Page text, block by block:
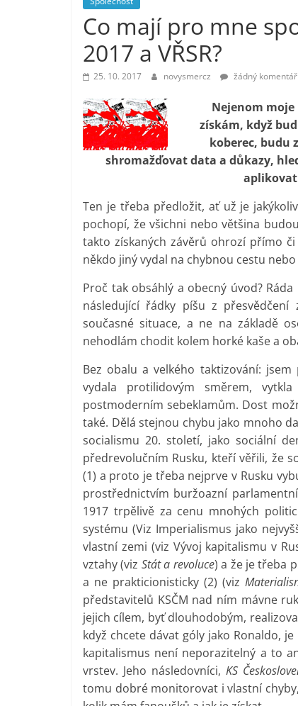
vlastně
prospívá?
Co mají pro mne
2017 a VŘSR?
25. 10. 2017 novysmercz žádný komentář
Nejenom
získám, když
koberec, budu
shromažďovat data a důkazy,
Ten je třeba předložit, ať už je
pochopí, že všichni nebo většina
takto získaných závěrů ohrozí přímo
někdo jiný vydal na chybnou cestu
Proč tak obsáhlý a obecný úvod?
následující řádky píšu z přesvědčení
současné situace, a ne na základě
nehodlám chodit kolem horké kaše a
Bez obalu a velkého taktizování:
vydala protilidovým směrem,
postmoderním sebeklamům. Dost
také. Dělá stejnou chybu jako mnoho
socialismu 20. století, jako sociální
předrevolučním Rusku, kteří věřili, že
(1) a proto je třeba nejprve v Rusku
prostřednictvím buržoazní
1917 trpělivě za cenu mnohých
systému (Viz Imperialismus jako
vlastní zemi (viz Vývoj kapitalismu v
vztahy (viz Stát a revoluce) a že je třeba
a ne prakticionisticky (2) (viz
představitelů KSČM nad ním mávne
jejich cílem, byť dlouhodobým,
když chcete dávat góly jako Ronaldo,
kapitalismus není neporazitelný a to
vrstev. Jeho následovníci, KS
tomu dobré monitorovat i vlastní